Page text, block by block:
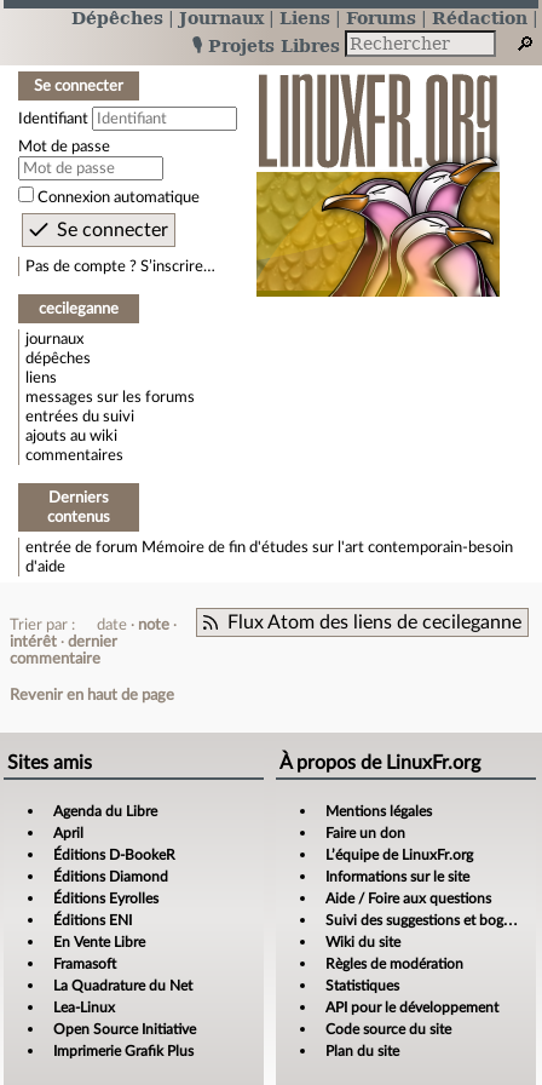
Dépêches Journaux Liens Forums
Rédaction
🎙️ Projets Libres
Se connecter
Identifiant
Mot de passe
Connexion automatique
Pas de compte ? S’inscrire…
cecileganne
journaux
dépêches
liens
messages sur les forums
entrées du suivi
ajouts au wiki
commentaires
Derniers
contenus
entrée de forum Mémoire de fin d'études sur l'art contemporain-besoin
d'aide
Flux Atom des liens de cecileganne
Trier par : date
note
intérêt
dernier
commentaire
Revenir en haut de page
Sites amis
Agenda du Libre
April
Éditions D-BookeR
Éditions Diamond
Éditions Eyrolles
Éditions ENI
En Vente Libre
Framasoft
La Quadrature du Net
Lea-Linux
Open Source Initiative
Imprimerie Grafik Plus
À propos de LinuxFr.org
Mentions légales
Faire un don
L’équipe de LinuxFr.org
Informations sur le site
Aide / Foire aux questions
Suivi des suggestions et bogues
Wiki du site
Règles de modération
Statistiques
API pour le développement
Code source du site
Plan du site